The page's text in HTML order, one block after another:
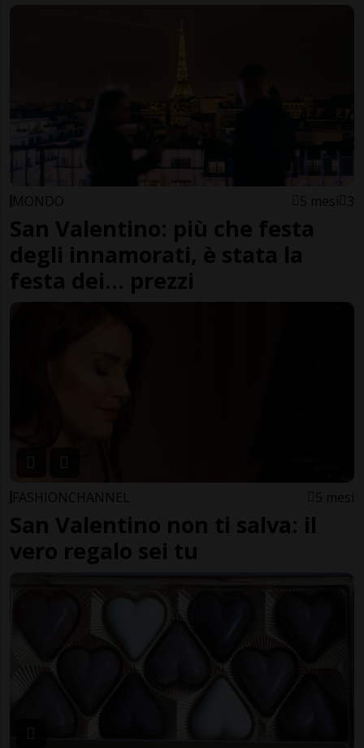
MONDO 5 mesi 3
San Valentino: più che festa
degli innamorati, è stata la
festa dei... prezzi
FASHIONCHANNEL 5 mesi
San Valentino non ti salva: il
vero regalo sei tu